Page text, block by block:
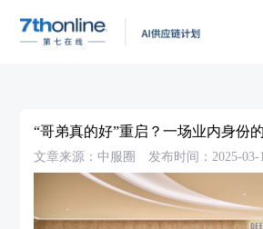
“哥弟真的好”重启？一场业内身份
文章来源：中服圈 发布时间：2025-03-